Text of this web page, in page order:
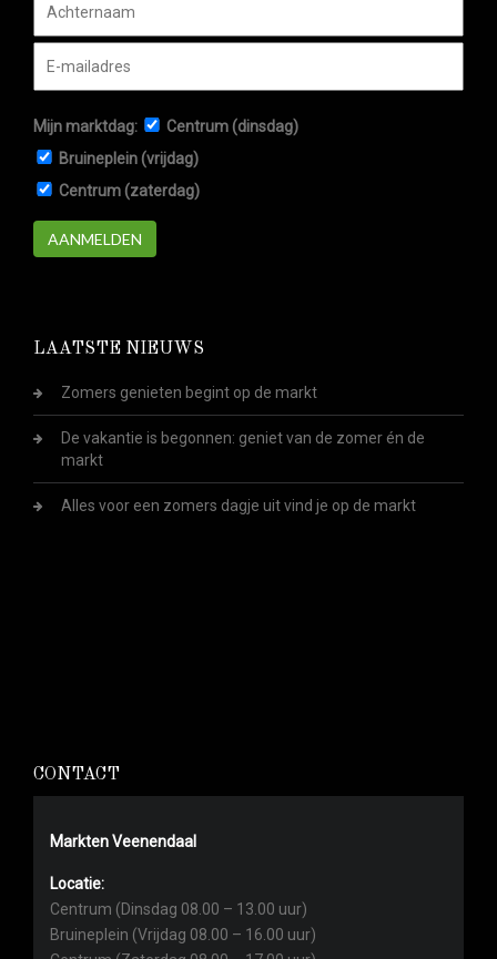
Mijn marktdag:
Centrum (dinsdag)
Bruineplein (vrijdag)
Centrum (zaterdag)
AANMELDEN
LAATSTE NIEUWS
Zomers genieten begint op de markt
De vakantie is begonnen: geniet van de zomer én de
markt
Alles voor een zomers dagje uit vind je op de markt
CONTACT
Markten Veenendaal
Locatie:
Centrum (Dinsdag 08.00 – 13.00 uur)
Bruineplein (Vrijdag 08.00 – 16.00 uur)